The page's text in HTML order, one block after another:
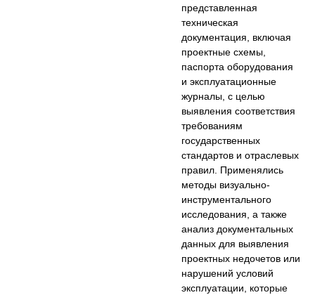
представленная
техническая
документация, включая
проектные схемы,
паспорта оборудования
и эксплуатационные
журналы, с целью
выявления соответствия
требованиям
государственных
стандартов и отраслевых
правил. Применялись
методы визуально-
инструментального
исследования, а также
анализ документальных
данных для выявления
проектных недочетов или
нарушений условий
эксплуатации, которые